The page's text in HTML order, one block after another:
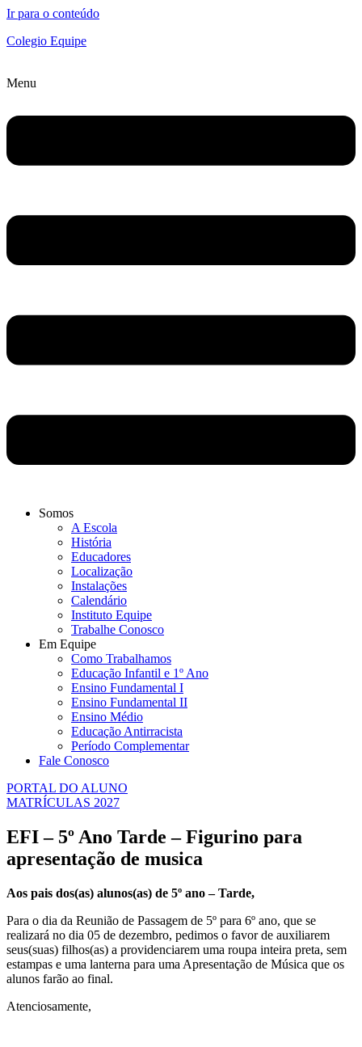
Ir para o conteúdo
Colegio Equipe
Menu
Somos
A Escola
História
Educadores
Localização
Instalações
Calendário
Instituto Equipe
Trabalhe Conosco
Em Equipe
Como Trabalhamos
Educação Infantil e 1º Ano
Ensino Fundamental I
Ensino Fundamental II
Ensino Médio
Educação Antirracista
Período Complementar
Fale Conosco
PORTAL DO ALUNO
MATRÍCULAS 2027
EFI – 5º Ano Tarde – Figurino para
apresentação de musica
Aos pais dos(as) alunos(as) de 5º ano – Tarde,
Para o dia da Reunião de Passagem de 5º para 6º ano, que se
realizará no dia 05 de dezembro, pedimos o favor de auxiliarem
seus(suas) filhos(as) a providenciarem uma roupa inteira preta, sem
estampas e uma lanterna para uma Apresentação de Música que os
alunos farão ao final.
Atenciosamente,